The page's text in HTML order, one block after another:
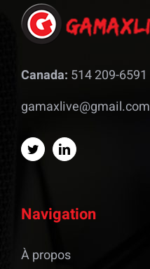
Canada: 514 209-6591
gamaxlive@gmail.com
Navigation
À propos